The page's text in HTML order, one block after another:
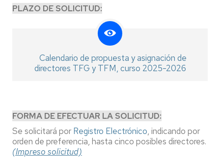
PLAZO DE SOLICITUD:
Calendario de propuesta y asignación de
directores TFG y TFM, curso 2025-2026
FORMA DE EFECTUAR LA SOLICITUD:
Se solicitará por Registro Electrónico, indicando por
orden de preferencia, hasta cinco posibles directores.
(Impreso solicitud)